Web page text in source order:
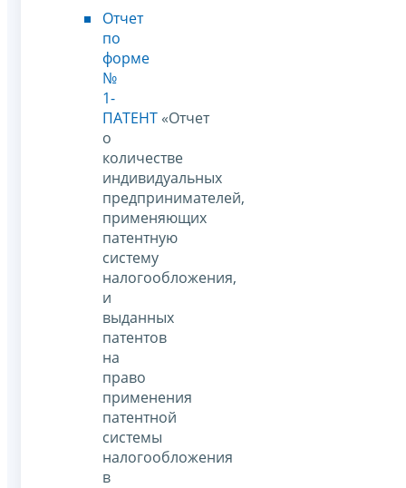
Отчет
по
форме
№
1-
ПАТЕНТ «Отчет
о
количестве
индивидуальных
предпринимателей,
применяющих
патентную
систему
налогообложения,
и
выданных
патентов
на
право
применения
патентной
системы
налогообложения
в